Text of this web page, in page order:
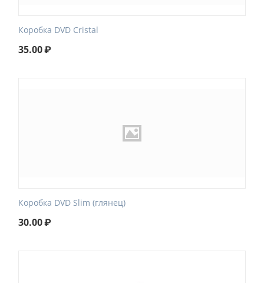
Коробка DVD Cristal
35.00₽
Коробка DVD Slim (глянец)
30.00₽